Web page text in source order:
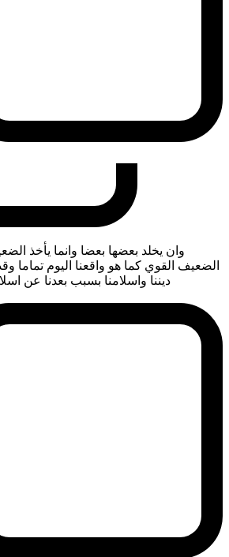
وان يخلد بعضها بعضا وانما يأخذ
الضعيف القوي كما هو واقعنا اليوم تماما
ديننا واسلامنا بسبب بعدنا عن